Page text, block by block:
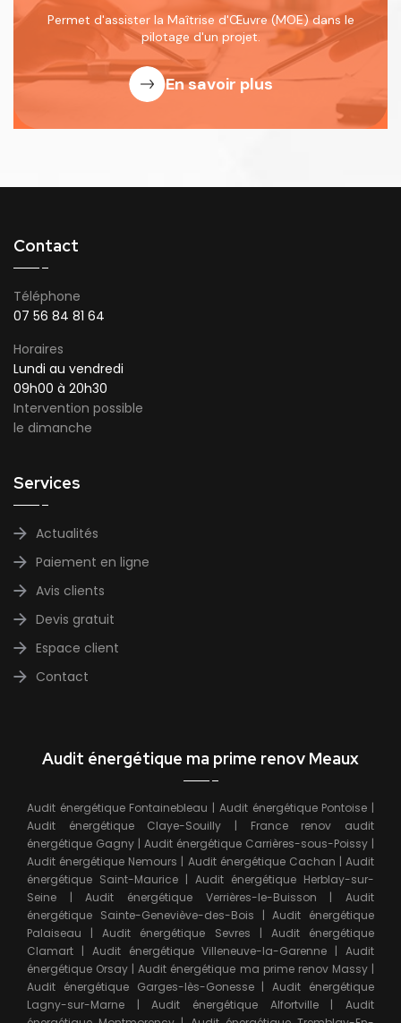
Permet d'assister la Maîtrise d'Œuvre(MOE) dans le
pilotage d'un projet.
En savoir plus
Contact
Téléphone
07 56 84 81 64
Horaires
Lundi au vendredi
09h00 à 20h30
Intervention possible
le dimanche
Audit énergétique ma prime renov Meaux
Audit énergétique Fontainebleau | Audit énergétique Pontoise |
Audit énergétique Claye-Souilly | France renov audit
énergétique Gagny | Audit énergétique Carrières-sous-Poissy |
Audit énergétique Nemours | Audit énergétique Cachan | Audit
énergétique Saint-Maurice | Audit énergétique Herblay-sur-
Seine |Audit énergétique Verrières-le-Buisson |Audit
énergétique Sainte-Geneviève-des-Bois |Audit énergétique
Palaiseau |Audit énergétique Sevres | Audit énergétique
Clamart | Audit énergétique Villeneuve-la-Garenne |Audit
énergétique Orsay |Audit énergétique ma prime renov Massy|
Audit énergétique Garges-lès-Gonesse|Audit énergétique
Lagny-sur-Marne |Audit énergétique Alfortville|Audit
Services
Actualités
Paiement en ligne
Avis clients
Devis gratuit
Espace client
Contact